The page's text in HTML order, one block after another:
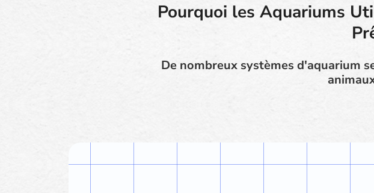
Pourquoi les Aquariums
De nombreux systèmes d'aquarium